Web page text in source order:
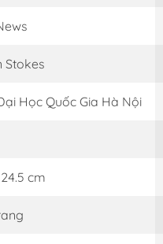
Stokes
Học Quốc Gia Hà Nội
cm